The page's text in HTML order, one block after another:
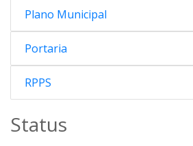
Plano Municipal
Portaria
RPPS
Status